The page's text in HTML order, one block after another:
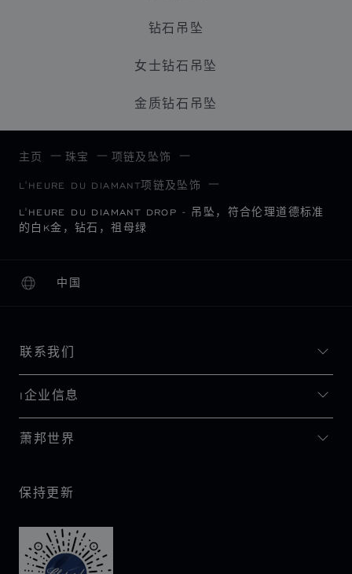
钻石吊坠
女士钻石吊坠
金质钻石吊坠
主页 珠宝 项链及坠饰
L'HEURE DU DIAMANT项链及坠饰
L'HEURE DU DIAMANT DROP - 吊坠，符合伦理道德标准
的白K金，钻石，祖母绿
中国
本地化（更改国家/地区）
更改国家/地区
联系我们
I企业信息
萧邦世界
保持更新